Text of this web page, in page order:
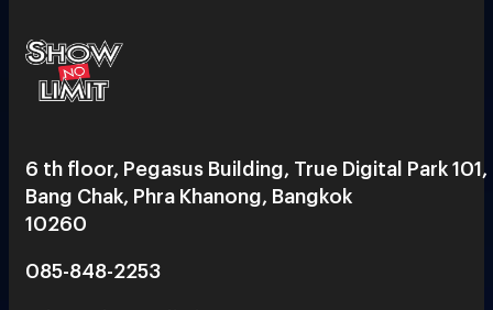
6 th floor, Pegasus Building, True Digital Park 101,
Bang Chak, Phra Khanong, Bangkok
10260
085-848-2253